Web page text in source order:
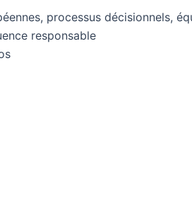
processus décisionnels,
responsable